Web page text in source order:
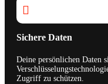

Sichere Daten
Deine persönlichen Daten
Zugriff zu schützen.